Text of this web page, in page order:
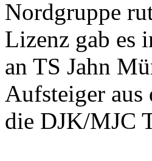
Nordgruppe
Lizenz gab es
an TS Jahn
Aufsteiger
die DJK/MJC